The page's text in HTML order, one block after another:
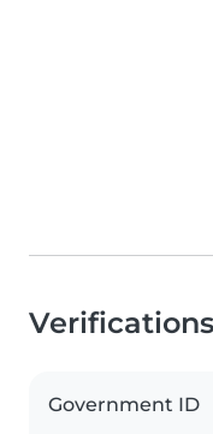
Verifications
Government ID